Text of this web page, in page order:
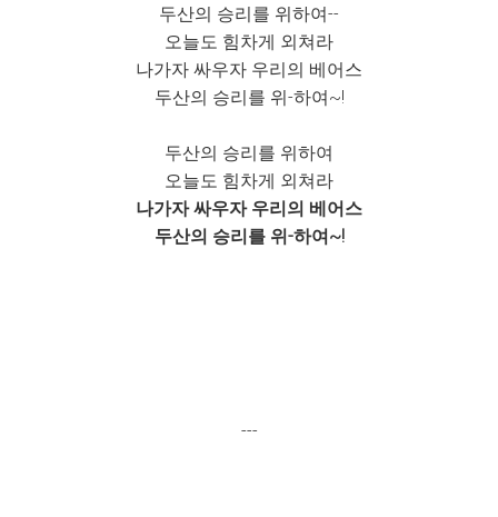
두산의 승리를 위하여--
오늘도 힘차게 외쳐라
나가자 싸우자 우리의 베어스
두산의 승리를 위-하여~!
두산의 승리를 위하여
오늘도 힘차게 외쳐라
나가자 싸우자 우리의 베어스
두산의 승리를 위-하여~!
---